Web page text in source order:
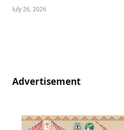
July 26, 2026
Advertisement